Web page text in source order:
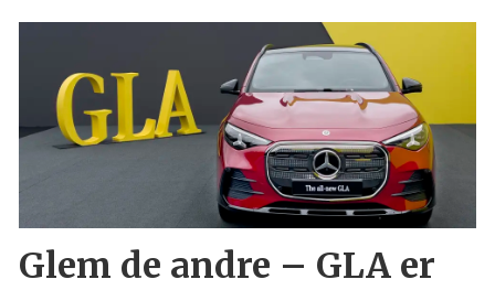
Glem de andre – GLA er